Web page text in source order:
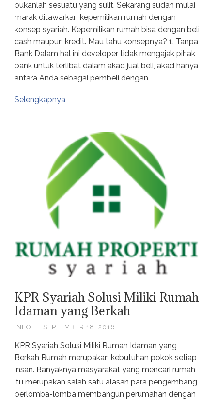
bukanlah sesuatu yang sulit. Sekarang sudah mulai
marak ditawarkan kepemilikan rumah dengan
konsep syariah. Kepemilikan rumah bisa dengan beli
cash maupun kredit. Mau tahu konsepnya? 1. Tanpa
Bank Dalam hal ini developer tidak mengajak pihak
bank untuk terlibat dalam akad jual beli, akad hanya
antara Anda sebagai pembeli dengan …
Selengkapnya
KPR Syariah Solusi Miliki Rumah
Idaman yang Berkah
INFO · SEPTEMBER 18, 2016
KPR Syariah Solusi Miliki Rumah Idaman yang
Berkah Rumah merupakan kebutuhan pokok setiap
insan. Banyaknya masyarakat yang mencari rumah
itu merupakan salah satu alasan para pengembang
berlomba-lomba membangun perumahan dengan